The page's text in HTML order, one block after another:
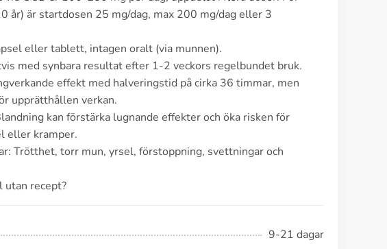
år) är startdosen 25 mg/dag, max 200 mg/dag eller 3
eller tablett, intagen oralt (via munnen).
med synbara resultat efter 1-2 veckors regelbundet bruk.
effekt med halveringstid på cirka 36 timmar, men
upprätthållen verkan.
kan förstärka lugnande effekter och öka risken för
eller kramper.
Trötthet, torr mun, yrsel, förstoppning, svettningar och
utan recept?
9-21 dagar